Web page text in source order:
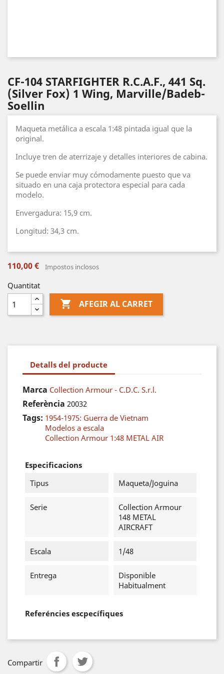
CF-104 STARFIGHTER R.C.A.F., 441 Sq.
(Silver Fox) 1 Wing, Marville/Badeb-
Soellin
Maqueta metálica a escala 1:48 pintada igual que la
original.
Incluye tren de aterrizaje y detalles interiores de cabina.
Se puede enviar muy cómodamente puesto que va
situado en una caja protectora especial para cada
modelo.
Envergadura: 15,9 cm.
Longitud: 34,3 cm.
110,00 € Impostos inclosos
Quantitat
 AFEGIR AL CARRET
Detalls del producte
Marca Collection Armour - C.D.C. S.r.l.
Referència 20032
Tags: 1954-1975: Guerra de Vietnam
Modelos a escala
Collection Armour 1:48 METAL AIR
Especificacions
Tipus
Maqueta/Joguina
Serie
Collection Armour
148 METAL
AIRCRAFT
Escala 1/48
Entrega
Disponible
Habitualment
Referéncies escpecífiques
Compartir